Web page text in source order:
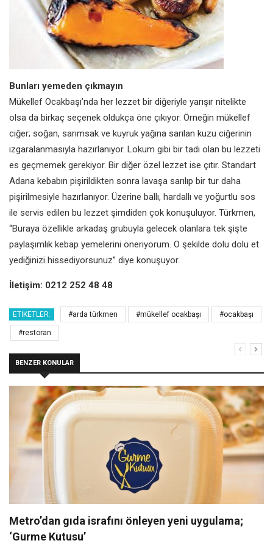
Bunları yemeden çıkmayın
Mükellef Ocakbaşı’nda her lezzet bir diğeriyle yarışır nitelikte
olsa da birkaç seçenek oldukça öne çıkıyor. Örneğin mükellef
ciğer; soğan, sarımsak ve kuyruk yağına sarılan kuzu ciğerinin
ızgaralanmasıyla hazırlanıyor. Lokum gibi bir tadı olan bu lezzeti
es geçmemek gerekiyor. Bir diğer özel lezzet ise çıtır. Standart
Adana kebabın pişirildikten sonra lavaşa sarılıp bir tur daha
pişirilmesiyle hazırlanıyor. Üzerine ballı, hardallı ve yoğurtlu sos
ile servis edilen bu lezzet şimdiden çok konuşuluyor. Türkmen,
“Buraya özellikle arkadaş grubuyla gelecek olanlara tek şişte
paylaşımlık kebap yemelerini öneriyorum. O şekilde dolu dolu et
yediğinizi hissediyorsunuz” diye konuşuyor.
İletişim: 0212 252 48 48
ETIKETLER: #arda türkmen #mükellef ocakbaşı #ocakbaşı
#restoran
BENZER KONULAR
Metro’dan gıda israfını önleyen yeni uygulama;
‘Gurme Kutusu’